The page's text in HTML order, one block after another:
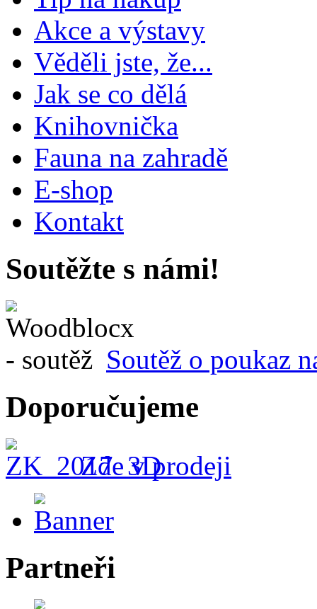
Akce a výstavy
Věděli jste, že...
Jak se co dělá
Knihovnička
Fauna na zahradě
E-shop
Kontakt
Soutěžte s námi!
Soutěž o poukaz
Doporučujeme
Zde v prodeji
Partneři